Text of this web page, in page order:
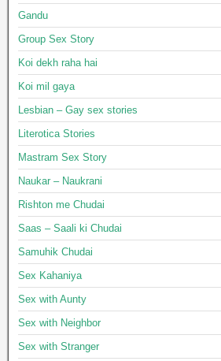
Gandu
Group Sex Story
Koi dekh raha hai
Koi mil gaya
Lesbian – Gay sex stories
Literotica Stories
Mastram Sex Story
Naukar – Naukrani
Rishton me Chudai
Saas – Saali ki Chudai
Samuhik Chudai
Sex Kahaniya
Sex with Aunty
Sex with Neighbor
Sex with Stranger